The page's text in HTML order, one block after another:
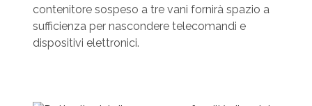
contenitore sospeso a tre vani fornirà spazio a
sufficienza per nascondere telecomandi e
dispositivi elettronici.